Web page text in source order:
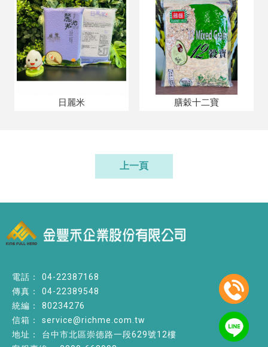
日麗米 膳穀十二寶
上一頁
04-22387168
04-22389548
80234276
service@richme.com.tw
台中市北區崇德路一段629號12樓